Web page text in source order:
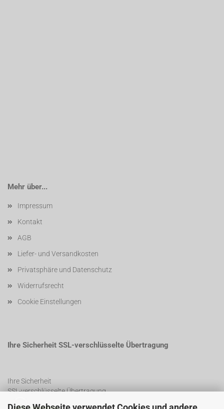
Mehr über...
Impressum
Kontakt
AGB
Liefer- und Versandkosten
Privatsphäre und Datenschutz
Widerrufsrecht
Cookie Einstellungen
Ihre Sicherheit SSL-verschlüsselte Übertragung
Ihre Sicherheit
SSL-verschlüsselte Übertragung